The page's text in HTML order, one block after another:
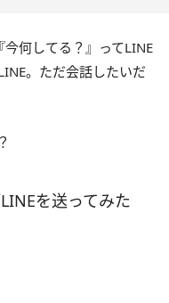
何してる？』ってLINE
。ただ会話したいだ
を送ってみた